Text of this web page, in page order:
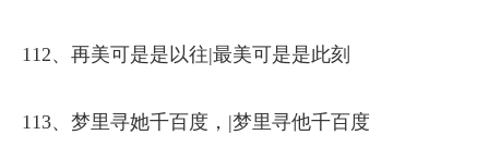
112、再美可是是以往|最美可是是此刻
113、梦里寻她千百度，|梦里寻他千百度